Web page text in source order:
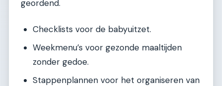
geordend.
Checklists voor de babyuitzet.
Weekmenu’s voor gezonde maaltijden
zonder gedoe.
Stappenplannen voor het organiseren van